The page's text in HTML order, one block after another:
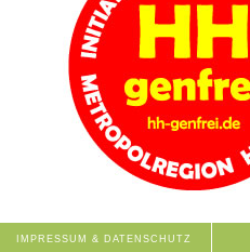
IMPRESSUM & DATENSCHUTZ